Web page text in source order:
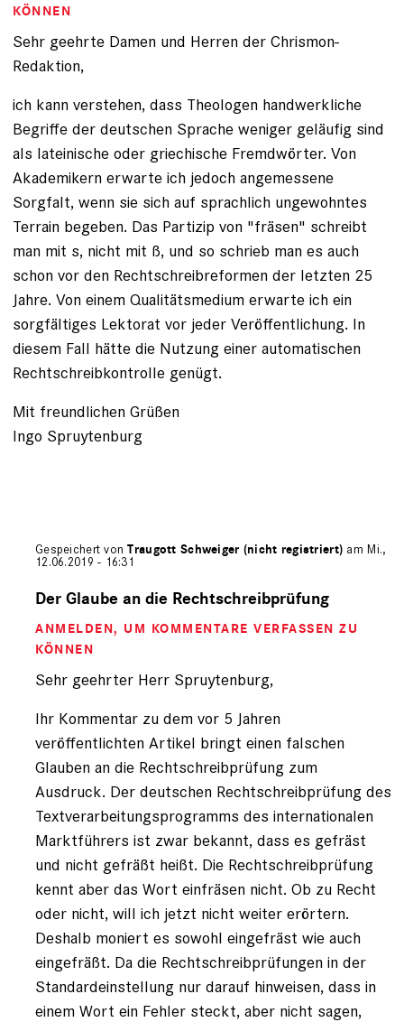
KÖNNEN
Sehr geehrte Damen und Herren der Chrismon-
Redaktion,
ich kann verstehen, dass Theologen handwerkliche
Begriffe der deutschen Sprache weniger geläufig sind
als lateinische oder griechische Fremdwörter. Von
Akademikern erwarte ich jedoch angemessene
Sorgfalt, wenn sie sich auf sprachlich ungewohntes
Terrain begeben. Das Partizip von "fräsen" schreibt
man mit s, nicht mit ß, und so schrieb man es auch
schon vor den Rechtschreibreformen der letzten 25
Jahre. Von einem Qualitätsmedium erwarte ich ein
sorgfältiges Lektorat vor jeder Veröffentlichung. In
diesem Fall hätte die Nutzung einer automatischen
Rechtschreibkontrolle genügt.
Mit freundlichen Grüßen
Ingo Spruytenburg
Gespeichert vonTraugott Schweiger (nicht registriert) am Mi.,
12.06.2019 - 16:31
auf
Ingo
Spruytenburg
registriert)
Der Glaube an die Rechtschreibprüfung
ANMELDEN, UM KOMMENTARE VERFASSEN ZU
KÖNNEN
Sehr geehrter Herr Spruytenburg,
Ihr Kommentar zu dem vor 5 Jahren
veröffentlichten Artikel bringt einen falschen
Glauben an die Rechtschreibprüfung zum
Ausdruck. Der deutschen Rechtschreibprüfung des
Textverarbeitungsprogramms des internationalen
Marktführers ist zwar bekannt, dass es gefräst
und nicht gefräßt heißt. Die Rechtschreibprüfung
kennt aber das Wort einfräsen nicht. Ob zu Recht
oder nicht, will ich jetzt nicht weiter erörtern.
Deshalb moniert es sowohl eingefräst wie auch
eingefräßt. Da die Rechtschreibprüfungen in der
Standardeinstellung nur darauf hinweisen, dass in
einem Wort ein Fehler steckt, aber nicht sagen,